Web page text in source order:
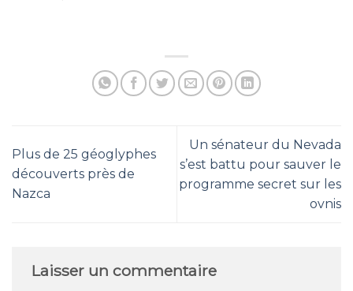
Plus de 25 géoglyphes
découverts près de
Nazca
Un sénateur du Nevada
s’est battu pour sauver le
programme secret sur les
ovnis
Laisser un commentaire